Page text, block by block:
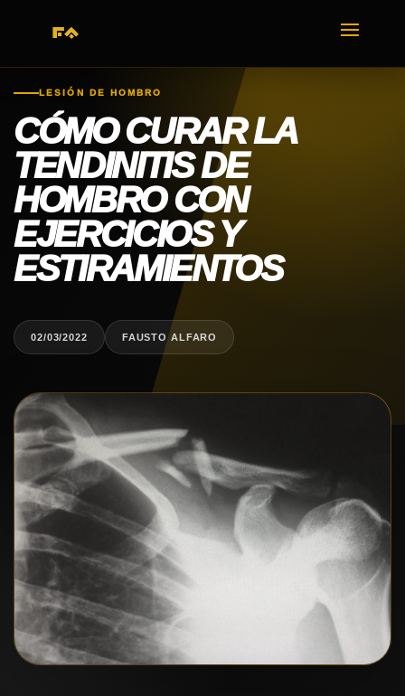
LESIÓN DE HOMBRO
CÓMO CURAR LA
TENDINITIS DE
HOMBRO CON
EJERCICIOS Y
ESTIRAMIENTOS
02/03/2022 FAUSTO ALFARO